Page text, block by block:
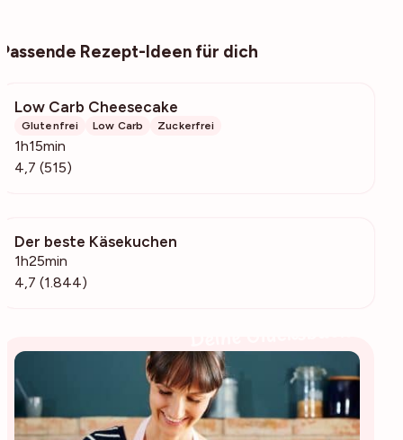
Passende Rezept-Ideen für dich
Low Carb Cheesecake
Glutenfrei Low Carb Zuckerfrei
1h15min
4,7 (515)
Der beste Käsekuchen
1h25min
4,7 (1.844)